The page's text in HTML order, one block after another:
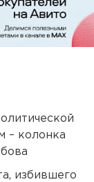
– колонка
избившего